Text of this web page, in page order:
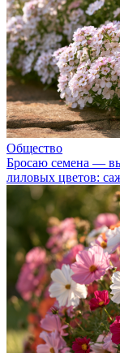
Общество
Бросаю семена —
лиловых цветов: